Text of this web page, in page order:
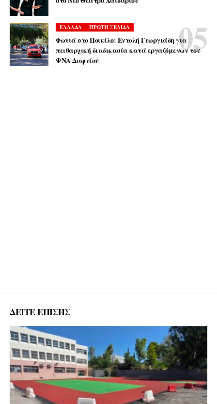
ΕΛΛΑΔΑ ΠΡΩΤΗ ΣΕΛΙΔΑ
Φωτιά στο Ποικίλο: Εντολή Γεωργιάδη για
πειθαρχική διαδικασία κατά εργαζόμενων του
ΨΝΑ Δαφνίου
ΔΕΙΤΕ ΕΠΙΣΗΣ